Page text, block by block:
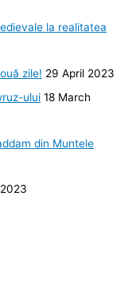
la realitatea
zile! 29 April 2023
ului 18 March
din Muntele